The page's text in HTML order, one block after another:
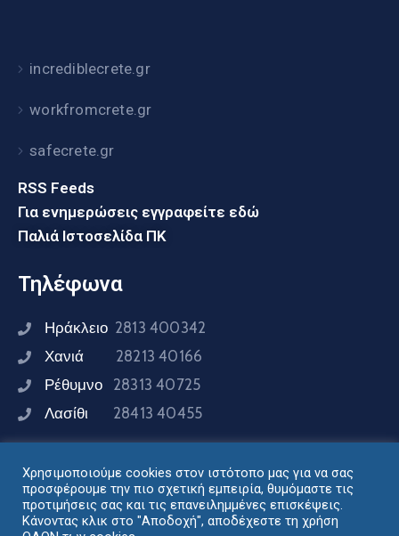
incrediblecrete.gr
workfromcrete.gr
safecrete.gr
RSS Feeds
Για ενημερώσεις εγγραφείτε εδώ
Παλιά Ιστοσελίδα ΠΚ
Τηλέφωνα
Ηράκλειο 2813 400342
Χανιά 28213 40166
Ρέθυμνο 28313 40725
Λασίθι 28413 40455
Συνδεθείτε μαζί μας
Χρησιμοποιούμε cookies στον ιστότοπο μας για να σας
προσφέρουμε την πιο σχετική εμπειρία, θυμόμαστε τις
προτιμήσεις σας και τις επανειλημμένες επισκέψεις.
Κάνοντας κλικ στο "Αποδοχή", αποδέχεστε τη χρήση